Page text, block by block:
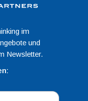
im
und
Newsletter.